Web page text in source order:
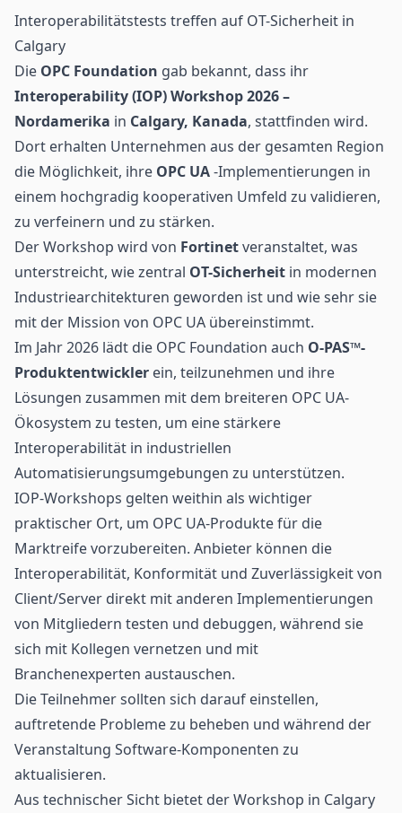
Interoperabilitätstests treffen auf OT-Sicherheit in
Calgary
Die OPC Foundation gab bekannt, dass ihr
Interoperability (IOP) Workshop 2026 –
Nordamerika in Calgary, Kanada, stattfinden wird.
Dort erhalten Unternehmen aus der gesamten Region
die Möglichkeit, ihre OPC UA-Implementierungen in
einem hochgradig kooperativen Umfeld zu validieren,
zu verfeinern und zu stärken.
Der Workshop wird von Fortinetveranstaltet, was
unterstreicht, wie zentral OT-Sicherheit in modernen
Industriearchitekturen geworden ist und wie sehr sie
mit der Mission von OPC UA übereinstimmt.
Im Jahr 2026 lädt die OPC Foundation auch O-PAS™-
Produktentwickler ein, teilzunehmen und ihre
Lösungen zusammen mit dem breiteren OPC UA-
Ökosystem zu testen, um eine stärkere
Interoperabilität in industriellen
Automatisierungsumgebungen zu unterstützen.
IOP-Workshops gelten weithin als wichtiger
praktischer Ort, um OPC UA-Produkte für die
Marktreife vorzubereiten. Anbieter können die
Interoperabilität, Konformität und Zuverlässigkeit von
Client/Server direkt mit anderen Implementierungen
von Mitgliedern testen und debuggen, während sie
sich mit Kollegen vernetzen und mit
Branchenexperten austauschen.
Die Teilnehmer sollten sich darauf einstellen,
auftretende Probleme zu beheben und während der
Veranstaltung Software-Komponenten zu
aktualisieren.
Aus technischer Sicht bietet der Workshop in Calgary